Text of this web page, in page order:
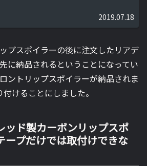
2019.07.18
プスポイラーの後に注文したリアデ
に納品されるということになってい
ントリップスポイラーが納品されま
けることにしました。
ッド製カーボンリップスポ
ープだけでは取付けできな